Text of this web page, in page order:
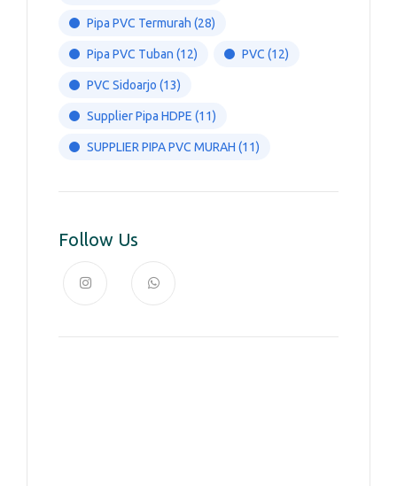
Pipa PVC Termurah (28)
Pipa PVC Tuban (12) PVC (12)
PVC Sidoarjo (13)
Supplier Pipa HDPE (11)
SUPPLIER PIPA PVC MURAH (11)
Follow Us